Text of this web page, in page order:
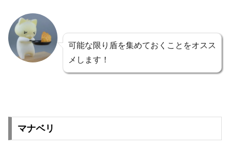
可能な限り盾を集めておくことをオスス
メします！
マナベリ